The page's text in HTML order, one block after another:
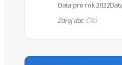
Data pro rok 2022
Zdroj dat: ČSÚ